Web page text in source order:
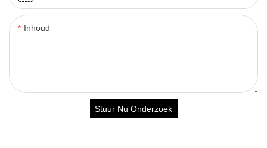
Inhoud
Stuur Nu Onderzoek